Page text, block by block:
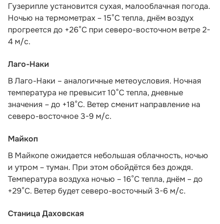
Гузерипле установится сухая, малооблачная погода.
Ночью на термометрах – 15°С тепла, днём воздух
прогреется до +26°С при северо-восточном ветре 2-
4 м/с.
Лаго-Наки
В Лаго-Наки – аналогичные метеоусловия. Ночная
температура не превысит 10°С тепла, дневные
значения – до +18°С. Ветер сменит направление на
северо-восточное 3-9 м/с.
Майкоп
В Майкопе ожидается небольшая облачность, ночью
и утром – туман. При этом обойдётся без дождя.
Температура воздуха ночью – 16°С тепла, днём – до
+29°С. Ветер будет северо-восточный 3-6 м/с.
Станица Даховская